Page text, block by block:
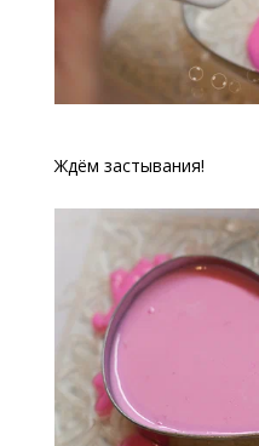
Ждём застывания!